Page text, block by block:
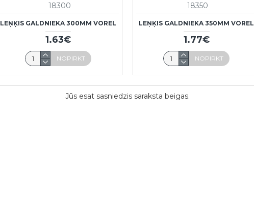
18300
LEŅĶIS GALDNIEKA 300MM VOREL
1.63€
NOPIRKT
18350
LEŅĶIS GALDNIEKA 350MM VOREL
1.77€
NOPIRKT
Jūs esat sasniedzis saraksta beigas.